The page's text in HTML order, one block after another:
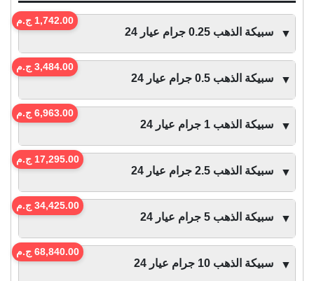
▼ سبيكة الذهب 0.25 جرام عيار 24
1,742.00 ج.م
▼ سبيكة الذهب 0.5 جرام عيار 24
3,484.00 ج.م
▼ سبيكة الذهب 1 جرام عيار 24
6,963.00 ج.م
▼ سبيكة الذهب 2.5 جرام عيار 24
17,295.00 ج.م
▼ سبيكة الذهب 5 جرام عيار 24
34,425.00 ج.م
▼ سبيكة الذهب 10 جرام عيار 24
68,840.00 ج.م